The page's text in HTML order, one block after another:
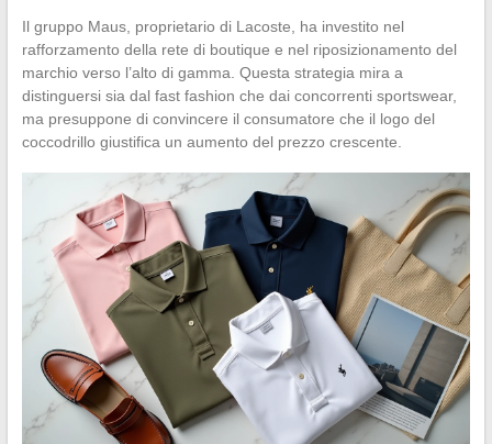
Il gruppo Maus, proprietario di Lacoste, ha investito nel
rafforzamento della rete di boutique e nel riposizionamento del
marchio verso l’alto di gamma. Questa strategia mira a
distinguersi sia dal fast fashion che dai concorrenti sportswear,
ma presuppone di convincere il consumatore che il logo del
coccodrillo giustifica un aumento del prezzo crescente.